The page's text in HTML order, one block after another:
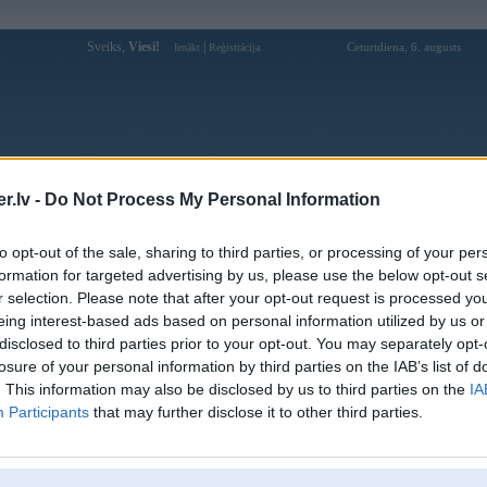
- Do Not Process My Personal Information
opt-out of the sale, sharing to third parties, or processing of your
for targeted advertising by us, please use the below opt-out
selection. Please note that after your opt-out request is processed
interest-based ads based on personal information utilized by us
to third parties prior to your opt-out. You may separately
of your personal information by third parties on the IAB’s list of
This information may also be disclosed by us to third parties on the
Participants that may further disclose it to other third parties.
Sveiks, Viesi! Ienākt Reģistrācija Ceturtdiena, 6. augusts
Forums Galerijas Reģistrācija Lietotāji
Lietotāja Cumpars profils
Pēdējo reizi manīts: 04. Aug 2026, 23:40
Lietotājvārds:
Cumpars
Pilsēta:
Rīga
Braucu ar:
KK-555
Nodarbošanās:
Ziņojumi forumā:
7000